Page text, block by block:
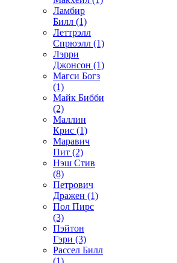
Ламбир
Билл (1)
Леттрэлл
Спрюэлл (1)
Лэрри
Джонсон (1)
Магси Богз
(1)
Майк Бибби
(2)
Маллин
Крис (1)
Маравич
Пит (2)
Нэш Стив
(8)
Петрович
Дражен (1)
Пол Пирс
(3)
Пэйтон
Гэри (3)
Рассел Билл
(1)